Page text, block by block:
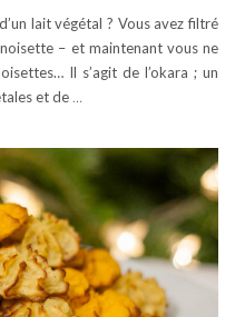
lait végétal ? Vous avez filtré
– et maintenant vous ne
Il s’agit de l’okara ; un
et de …